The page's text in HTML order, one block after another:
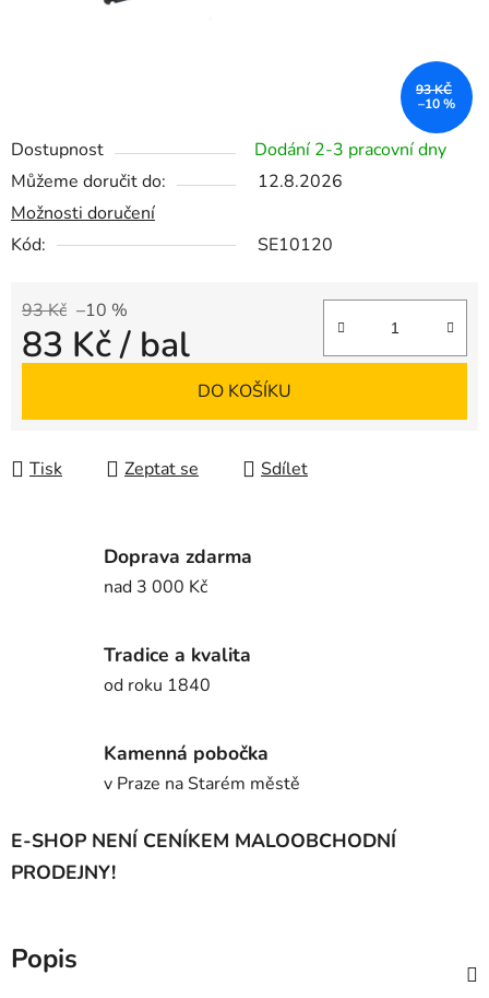
Dostupnost
Dodání 2-3 pracovní dny
Můžeme doručit do:
12.8.2026
Možnosti doručení
Kód:
SE10120
93 Kč –10 %
83 Kč/ bal
DO KOŠÍKU
Tisk Zeptat se Sdílet
93 KČ
–10 %
Doprava zdarma
nad 3 000 Kč
Tradice a kvalita
od roku 1840
Kamenná pobočka
v Praze na Starém městě
E-SHOP NENÍ CENÍKEM MALOOBCHODNÍ
PRODEJNY!
Popis